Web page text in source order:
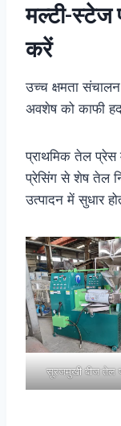
मल्टी-स्टेज
करें
उच्च क्षमता
अवशेष को काफी
प्राथमिक तेल प्रेस
प्रेसिंग से शेष तेल
उत्पादन में सुधार
सूरजमुखी बीज तेल